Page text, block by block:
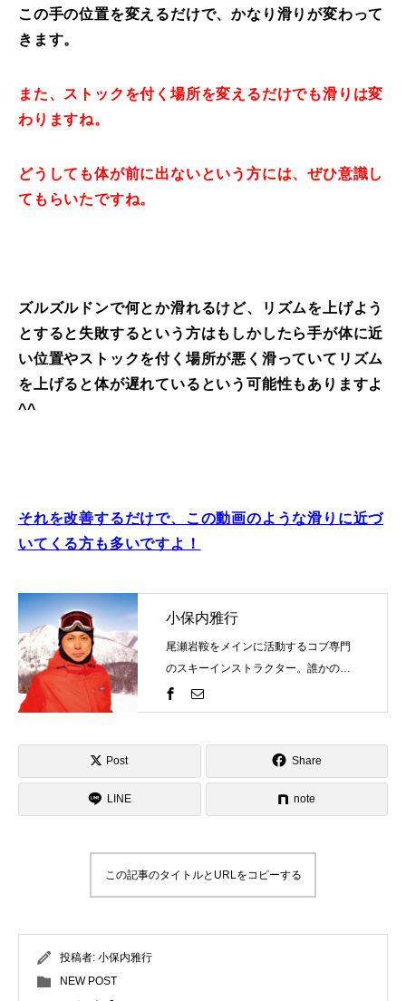
この手の位置を変えるだけで、かなり滑りが変わって
きます。
また、ストックを付く場所を変えるだけでも滑りは変
わりますね。
どうしても体が前に出ないという方には、ぜひ意識し
てもらいたですね。
ズルズルドンで何とか滑れるけど、リズムを上げよう
とすると失敗するという方はもしかしたら手が体に近
い位置やストックを付く場所が悪く滑っていてリズム
を上げると体が遅れているという可能性もありますよ
^^
それを改善するだけで、この動画のような滑りに近づ
いてくる方も多いですよ！
小保内雅行
尾瀬岩鞍をメインに活動するコブ専門
のスキーインストラクター。誰かの評
価を気にするものではなく自分の世界
観を表現するのがスキーそしてコブ。
て、自分のコブスタイルを見つけませ
んか？ゲレンデで見かけたらお気軽に
Post Share
LINE note
この記事のタイトルとURLをコピーする
投稿者: 小保内雅行
NEW POST